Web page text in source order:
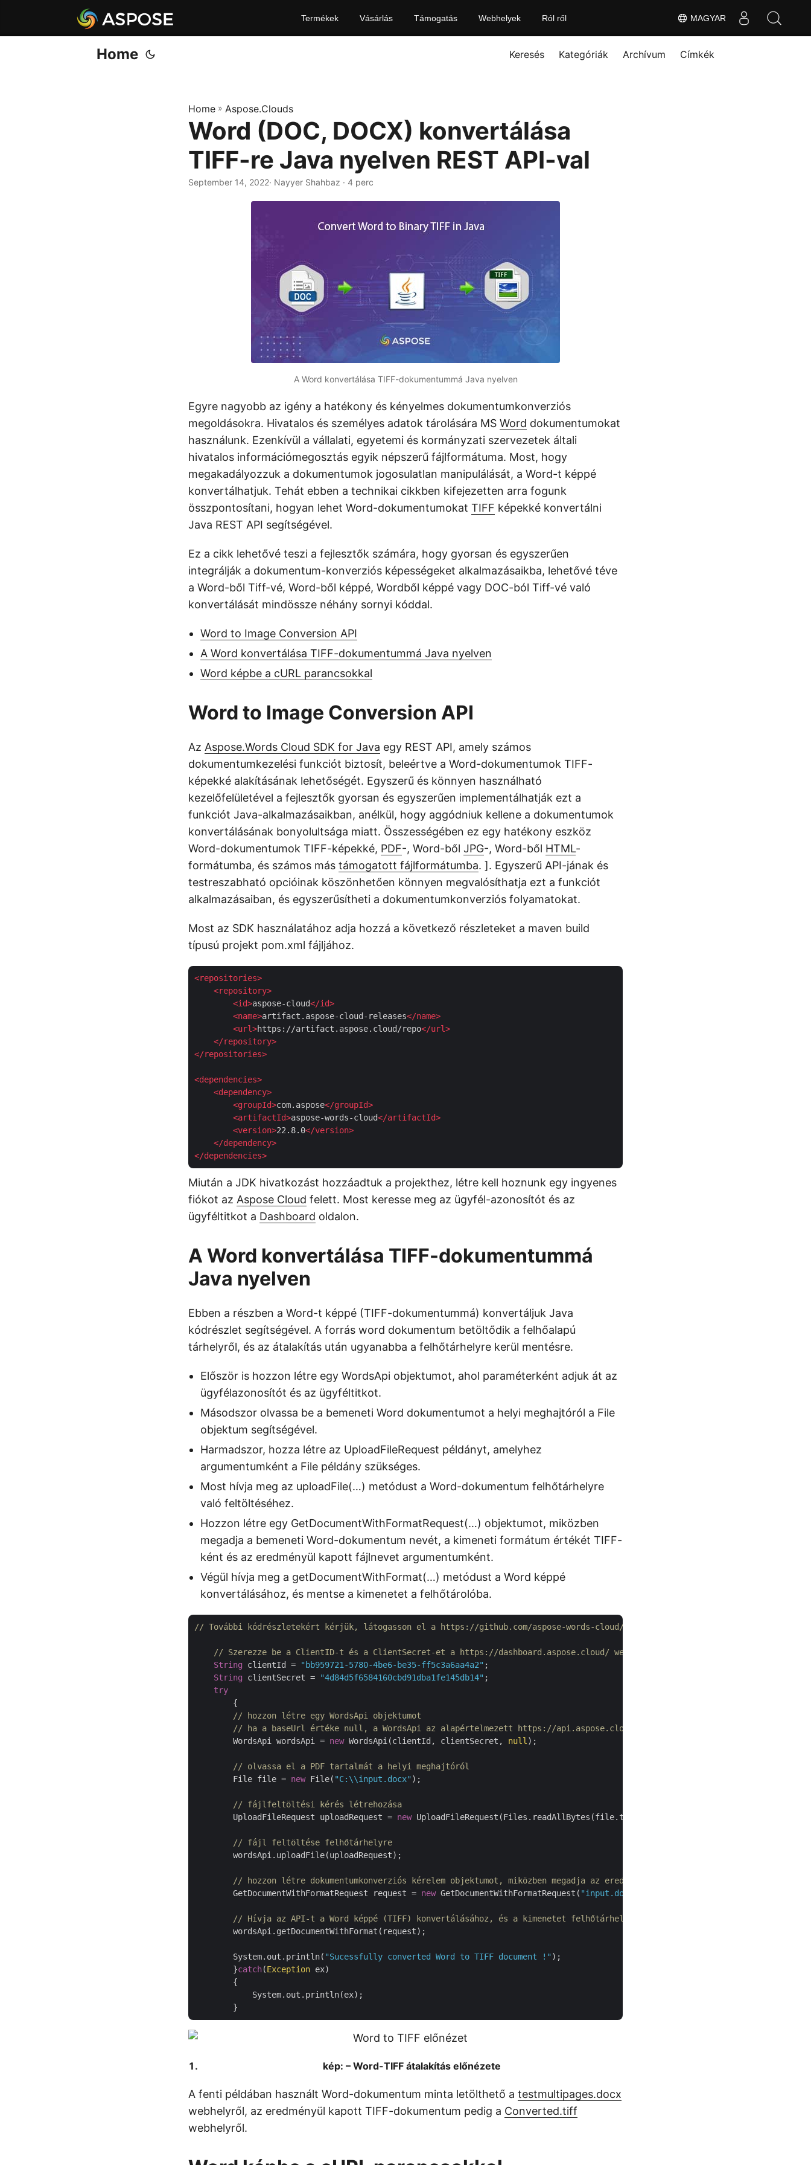
MAGYAR
Termékek Vásárlás Támogatás Webhelyek Ról ről
Home Keresés Kategóriák Archívum Címkék
Home » Aspose.Clouds
Word (DOC, DOCX) konvertálása
TIFF-re Java nyelven REST API-val
September 14, 2022· Nayyer Shahbaz · 4 perc
A Word konvertálása TIFF-dokumentummá Java nyelven
Egyre nagyobb az igény a hatékony és kényelmes dokumentumkonverziós
megoldásokra. Hivatalos és személyes adatok tárolására MS Word dokumentumokat
használunk. Ezenkívül a vállalati, egyetemi és kormányzati szervezetek általi
hivatalos információmegosztás egyik népszerű fájlformátuma. Most, hogy
megakadályozzuk a dokumentumok jogosulatlan manipulálását, a Word-t képpé
konvertálhatjuk. Tehát ebben a technikai cikkben kifejezetten arra fogunk
összpontosítani, hogyan lehet Word-dokumentumokat TIFF képekké konvertálni
Java REST API segítségével.
Ez a cikk lehetővé teszi a fejlesztők számára, hogy gyorsan és egyszerűen
integrálják a dokumentum-konverziós képességeket alkalmazásaikba, lehetővé téve
a Word-ből Tiff-vé, Word-ből képpé, Wordből képpé vagy DOC-ból Tiff-vé való
konvertálását mindössze néhány sornyi kóddal.
Word to Image Conversion API
A Word konvertálása TIFF-dokumentummá Java nyelven
Word képbe a cURL parancsokkal
Word to Image Conversion API
Az Aspose.Words Cloud SDK for Java egy REST API, amely számos
dokumentumkezelési funkciót biztosít, beleértve a Word-dokumentumok TIFF-
képekké alakításának lehetőségét. Egyszerű és könnyen használható
kezelőfelületével a fejlesztők gyorsan és egyszerűen implementálhatják ezt a
funkciót Java-alkalmazásaikban, anélkül, hogy aggódniuk kellene a dokumentumok
konvertálásának bonyolultsága miatt. Összességében ez egy hatékony eszköz
Word-dokumentumok TIFF-képekké, PDF-, Word-ből JPG-, Word-ből HTML-
formátumba, és számos más támogatott fájlformátumba. ]. Egyszerű API-jának és
testreszabható opcióinak köszönhetően könnyen megvalósíthatja ezt a funkciót
alkalmazásaiban, és egyszerűsítheti a dokumentumkonverziós folyamatokat.
Most az SDK használatához adja hozzá a következő részleteket a maven build
típusú projekt pom.xml fájljához.
<repositories>
<repository>
<id>aspose-cloud</id>
<name>artifact.aspose-cloud-releases</name>
<url>https://artifact.aspose.cloud/repo</url>
</repository>
</repositories>
<dependencies>
<dependency>
<groupId>com.aspose</groupId>
<artifactId>aspose-words-cloud</artifactId>
<version>22.8.0</version>
</dependency>
</dependencies>
Miután a JDK hivatkozást hozzáadtuk a projekthez, létre kell hoznunk egy ingyenes
fiókot az Aspose Cloud felett. Most keresse meg az ügyfél-azonosítót és az
ügyféltitkot a Dashboard oldalon.
A Word konvertálása TIFF-dokumentummá
Java nyelven
Ebben a részben a Word-t képpé (TIFF-dokumentummá) konvertáljuk Java
kódrészlet segítségével. A forrás word dokumentum betöltődik a felhőalapú
tárhelyről, és az átalakítás után ugyanabba a felhőtárhelyre kerül mentésre.
Először is hozzon létre egy WordsApi objektumot, ahol paraméterként adjuk át az
ügyfélazonosítót és az ügyféltitkot.
Másodszor olvassa be a bemeneti Word dokumentumot a helyi meghajtóról a File
objektum segítségével.
Harmadszor, hozza létre az UploadFileRequest példányt, amelyhez
argumentumként a File példány szükséges.
Most hívja meg az uploadFile(…) metódust a Word-dokumentum felhőtárhelyre
való feltöltéséhez.
Hozzon létre egy GetDocumentWithFormatRequest(…) objektumot, miközben
megadja a bemeneti Word-dokumentum nevét, a kimeneti formátum értékét TIFF-
ként és az eredményül kapott fájlnevet argumentumként.
Végül hívja meg a getDocumentWithFormat(…) metódust a Word képpé
konvertálásához, és mentse a kimenetet a felhőtárolóba.
// További kódrészletekért kérjük, látogasson el a https://github.com/aspose-words-cloud/aspose-words-cloud-java oldalra
// Szerezze be a ClientID-t és a ClientSecret-et a https://dashboard.aspose.cloud/ webhelyről
String clientId = "bb959721-5780-4be6-be35-ff5c3a6aa4a2" ;
String clientSecret = "4d84d5f6584160cbd91dba1fe145db14" ;
try
// hozzon létre egy WordsApi objektumot
// ha a baseUrl értéke null, a WordsApi az alapértelmezett https://api.aspose.cloud címet használja
        WordsApi wordsApi =
new WordsApi(clientId, clientSecret, null );
// olvassa el a PDF tartalmát a helyi meghajtóról
        File file =
new File( "C:\\input.docx" );
// fájlfeltöltési kérés létrehozása
        UploadFileRequest uploadRequest =
new UploadFileRequest(Files.readAllBytes(file.toPath()),
// fájl feltöltése felhőtárhelyre
        wordsApi.uploadFile(uploadRequest);
// hozzon létre dokumentumkonverziós kérelem objektumot, miközben megadja az eredményül kapott tiff nevet
        GetDocumentWithFormatRequest request =
new GetDocumentWithFormatRequest( "input.docx"
// Hívja az API-t a Word képpé (TIFF) konvertálásához, és a kimenetet felhőtárhelyre menti
        wordsApi.getDocumentWithFormat(request);
        System.out.println(
"Sucessfully converted Word to TIFF document !" );
	}
catch(Exception ex)
kép: – Word-TIFF átalakítás előnézete
A fenti példában használt Word-dokumentum minta letölthető a testmultipages.docx
webhelyről, az eredményül kapott TIFF-dokumentum pedig a Converted.tiff
webhelyről.